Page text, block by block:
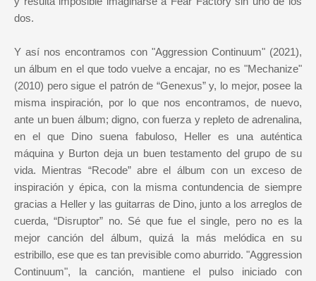
dos.
Y así nos encontramos con "Aggression Continuum" (2021),
un álbum en el que todo vuelve a encajar, no es "Mechanize"
(2010) pero sigue el patrón de “Genexus” y, lo mejor, posee la
misma inspiración, por lo que nos encontramos, de nuevo,
ante un buen álbum; digno, con fuerza y repleto de adrenalina,
en el que Dino suena fabuloso, Heller es una auténtica
máquina y Burton deja un buen testamento del grupo de su
vida. Mientras “Recode” abre el álbum con un exceso de
inspiración y épica, con la misma contundencia de siempre
gracias a Heller y las guitarras de Dino, junto a los arreglos de
cuerda, “Disruptor” no. Sé que fue el single, pero no es la
mejor canción del álbum, quizá la más melódica en su
estribillo, ese que es tan previsible como aburrido. "Aggression
Continuum", la canción, mantiene el pulso iniciado con